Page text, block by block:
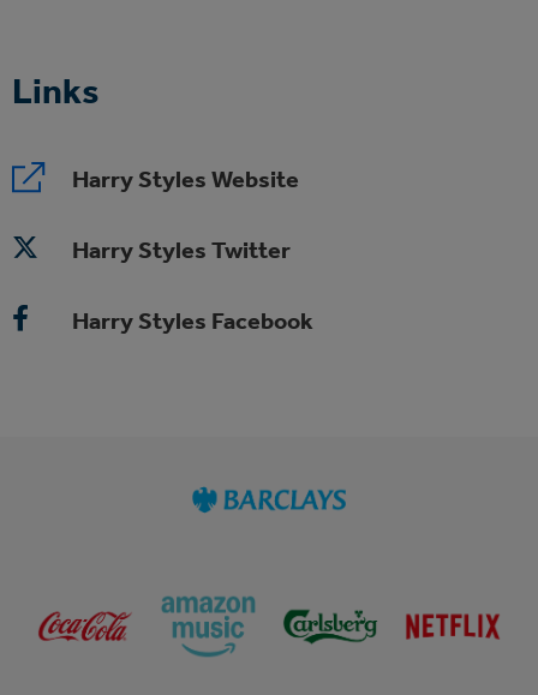
Links
Harry Styles Website
Harry Styles Twitter
Harry Styles Facebook